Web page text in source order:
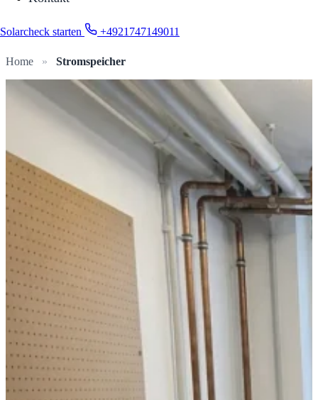
Solarcheck starten +4921747149011
Home » Stromspeicher